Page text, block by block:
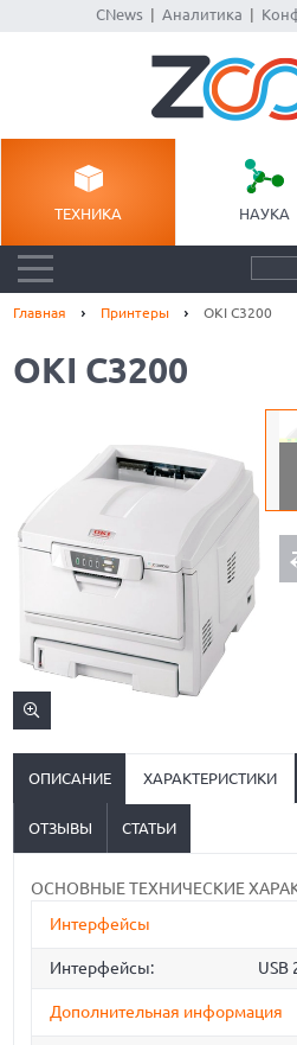
CNews| Аналитика
ТЕХНИКА НАУКА
Главная Принтеры OKI C3200
OKI C3200
ОПИСАНИЕ ХАРАКТЕРИСТИКИ
ОТЗЫВЫ СТАТЬИ
ОСНОВНЫЕ ТЕХНИЧЕСКИЕ
Интерфейсы
Интерфейсы: USB
Дополнительная информация